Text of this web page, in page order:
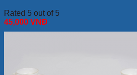
Rated 5 out of 5
45,000 VNĐ